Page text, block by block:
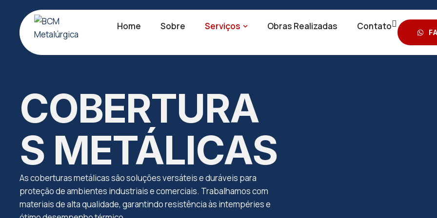
Home Sobre Serviços Obras Realizadas Contato
COBERTURA
S METÁLICAS
As coberturas metálicas são soluções versáteis e duráveis para
proteção de ambientes industriais e comerciais. Trabalhamos com
materiais de alta qualidade, garantindo resistência às intempéries e